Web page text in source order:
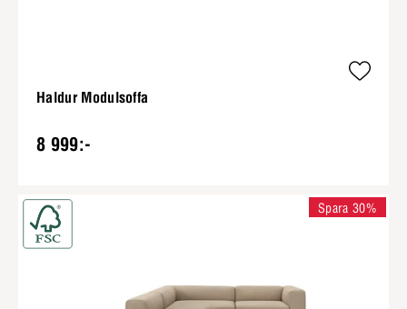
Haldur Modulsoffa
8 999:-
Spara 30%